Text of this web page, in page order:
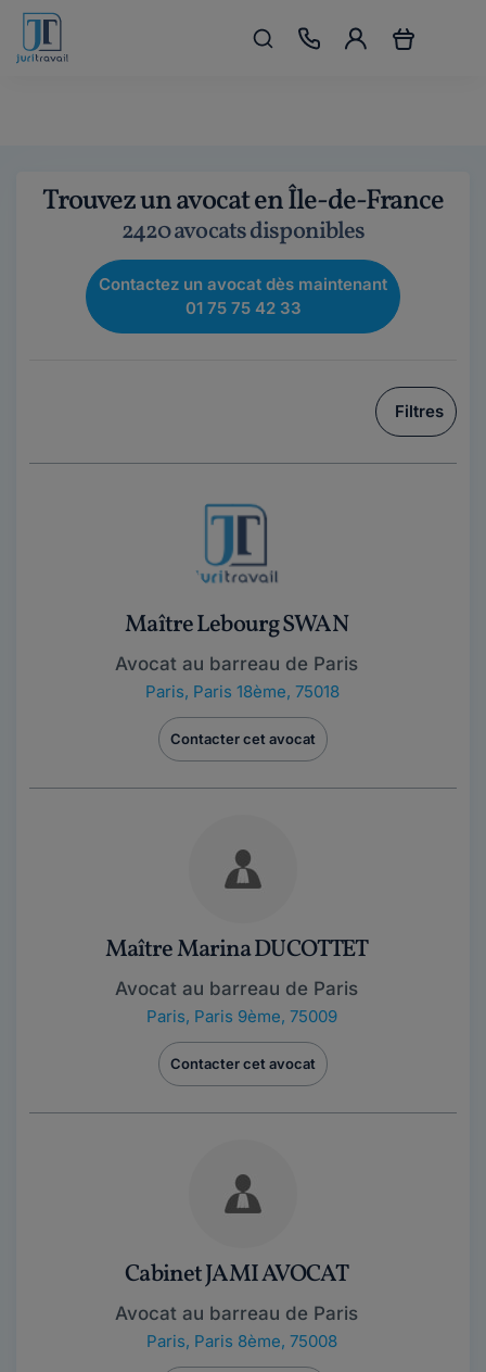
Trouvez un avocat en Île-de-France
2420 avocats disponibles
Contactez un avocat dès maintenant
01 75 75 42 33
Filtres
Maître Lebourg SWAN
Avocat au barreau de Paris
Paris, Paris 18ème, 75018
Contacter cet avocat
Maître Marina DUCOTTET
Avocat au barreau de Paris
Paris, Paris 9ème, 75009
Contacter cet avocat
Cabinet JAMI AVOCAT
Avocat au barreau de Paris
Paris, Paris 8ème, 75008